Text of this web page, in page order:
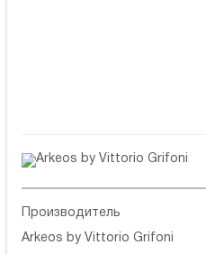
Производитель
Arkeos by Vittorio Grifoni